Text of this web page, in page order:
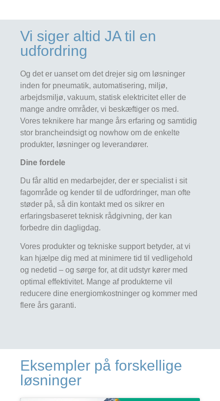
Vi siger altid JA til en
udfordring
Og det er uanset om det drejer sig om løsninger
inden for pneumatik, automatisering, miljø,
arbejdsmiljø, vakuum, statisk elektricitet eller de
mange andre områder, vi beskæftiger os med.
Vores teknikere har mange års erfaring og samtidig
stor brancheindsigt og nowhow om de enkelte
produkter, løsninger og leverandører.
Dine fordele
Du får altid en medarbejder, der er specialist i sit
fagområde og kender til de udfordringer, man ofte
støder på, så din kontakt med os sikrer en
erfaringsbaseret teknisk rådgivning, der kan
forbedre din dagligdag.
Vores produkter og tekniske support betyder, at vi
kan hjælpe dig med at minimere tid til vedligehold
og nedetid – og sørge for, at dit udstyr kører med
optimal effektivitet. Mange af produkterne vil
reducere dine energiomkostninger og kommer med
flere års garanti.
Eksempler på forskellige
løsninger